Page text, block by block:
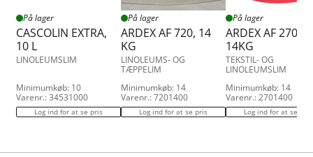
På lager
CASCOLIN EXTRA,
10 L
LINOLEUMSLIM
Minimumkøb: 10
Varenr.: 34531000
Log ind for at se pris
På lager
ARDEX AF 720, 14
KG
LINOLEUMS- OG
TÆPPELIM
Minimumkøb: 14
Varenr.: 7201400
Log ind for at se pris
På lager
ARDEX AF 270,
14KG
TEKSTIL- OG
LINOLEUMSLIM
Minimumkøb: 14
Varenr.: 2701400
Log ind for at se pris